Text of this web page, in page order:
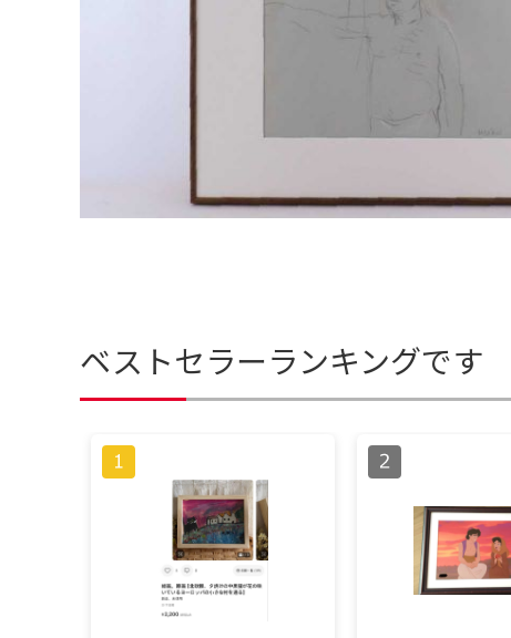
ベストセラーランキングです